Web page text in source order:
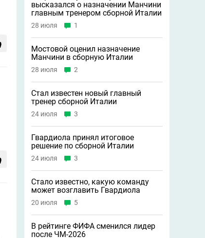
высказался о назначении Манчини
главным тренером сборной Италии
28 июля 1
Мостовой оценил назначение
Манчини в сборную Италии
28 июля 2
Стал известен новый главный
тренер сборной Италии
24 июля 3
Гвардиола принял итоговое
решение по сборной Италии
24 июля 3
Стало известно, какую команду
может возглавить Гвардиола
20 июля 5
В рейтинге ФИФА сменился лидер
после ЧМ-2026